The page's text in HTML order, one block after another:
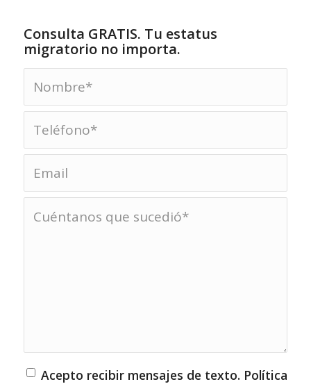
Consulta GRATIS. Tu estatus
migratorio no importa.
Acepto recibir mensajes de texto. Política